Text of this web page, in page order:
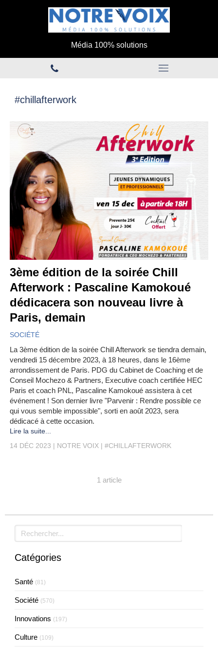
Média 100% solutions
#chillafterwork
3ème édition de la soirée Chill
Afterwork : Pascaline Kamokoué
dédicacera son nouveau livre à
Paris, demain
SOCIÉTÉ
La 3ème édition de la soirée Chill Afterwork se tiendra demain,
vendredi 15 décembre 2023, à 18 heures, dans le 16ème
arrondissement de Paris. PDG du Cabinet de Coaching et de
Conseil Mochezo & Partners, Executive coach certifiée HEC
Paris et coach PNL, Pascaline Kamokoué assistera à cet
événement ! Son dernier livre "Parvenir : Rendre possible ce
qui vous semble impossible", sorti en août 2023, sera
dédicacé à cette occasion.
Lire la suite...
14 DÉC 2023
NOTRE VOIX #CHILLAFTERWORK
1 article
Rechercher
Catégories
Santé (81)
Société (570)
Innovations (197)
Culture (109)